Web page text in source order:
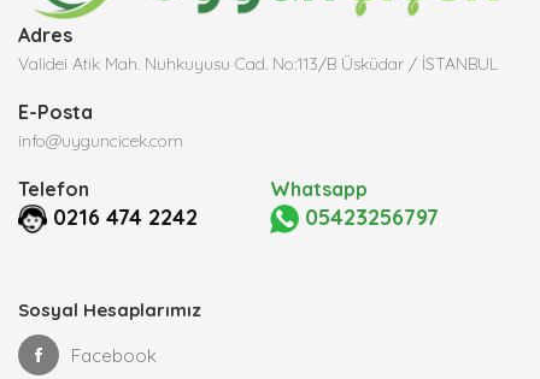
Adres
Validei Atik Mah. Nuhkuyusu Cad. No:113/B Üsküdar / İSTANBUL
E-Posta
info@uyguncicek.com
Telefon
0216 474 2242
Whatsapp
05423256797
Sosyal Hesaplarımız
Facebook